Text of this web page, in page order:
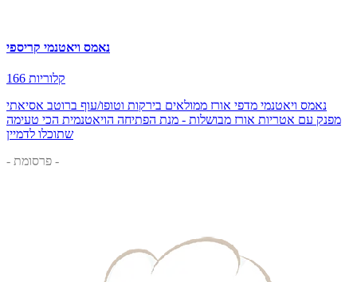
נאמס ויאטנמי קריספי
166 קלוריות
נאמס ויאטנמי מדפי אורז ממולאים בירקות וטופו/עוף ברוטב אסיאתי
מפנק עם אטריות אורז מבושלות - מנת הפתיחה הויאטנמית הכי טעימה
שתוכלו לדמיין
- פרסומת -